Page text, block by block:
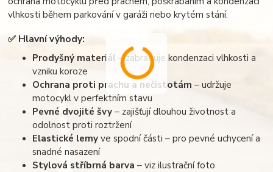
vlhkosti během parkování v garáži nebo krytém stání.
✅ Hlavní výhody:
Prodyšný materiál – zabraňuje kondenzaci vlhkosti a
vzniku koroze
Ochrana proti prachu a nečistotám – udržuje
motocykl v perfektním stavu
Pevné dvojité švy– zajišťují dlouhou životnost a
odolnost proti roztržení
Elastické lemyve spodní části – pro pevné uchycení a
snadné nasazení
Stylová stříbrná barva – viz ilustrační foto